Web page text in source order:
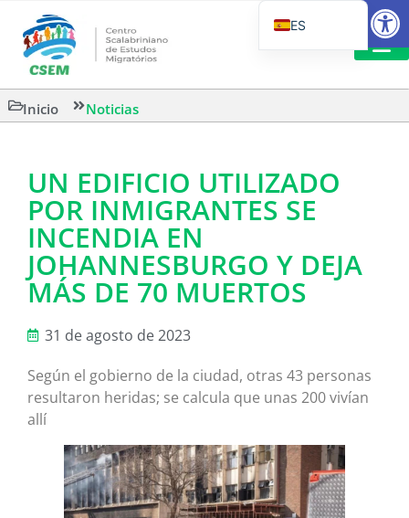
Inicio Noticias
UN EDIFICIO UTILIZADO
POR INMIGRANTES SE
INCENDIA EN
JOHANNESBURGO Y DEJA
MÁS DE 70 MUERTOS
31 de agosto de 2023
Según el gobierno de la ciudad, otras 43 personas
resultaron heridas; se calcula que unas 200 vivían
allí
ES
EN